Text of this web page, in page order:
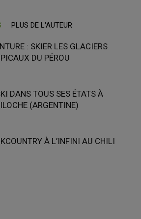
PLUS DE L'AUTEUR
: SKIER LES GLACIERS
DU PÉROU
DANS TOUS SES ÉTATS À
(ARGENTINE)
À L’INFINI AU CHILI